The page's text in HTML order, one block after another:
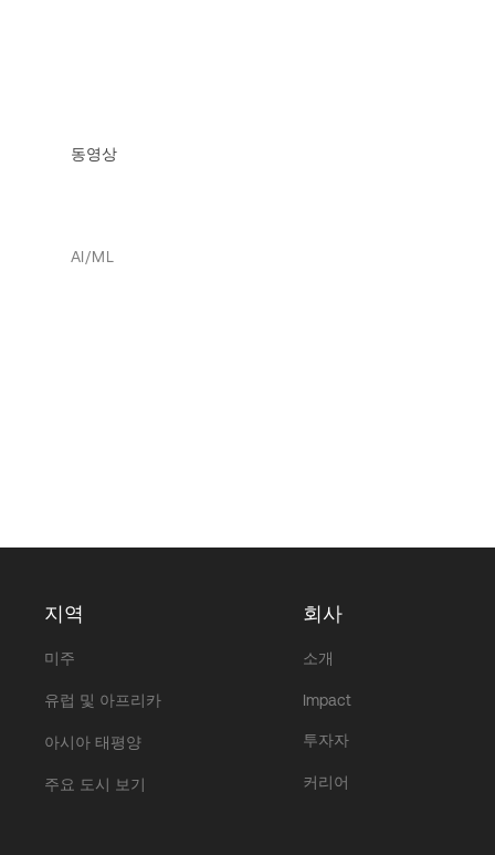
동영상
AI/ML
지역
미주
유럽 및 아프리카
아시아 태평양
주요 도시 보기
회사
소개
Impact
투자자
커리어